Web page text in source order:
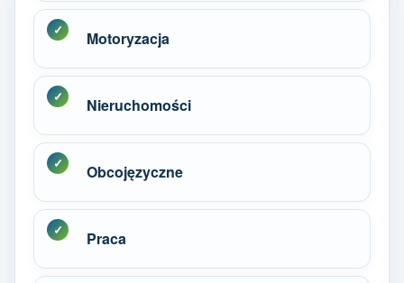
Motoryzacja
Nieruchomości
Obcojęzyczne
Praca